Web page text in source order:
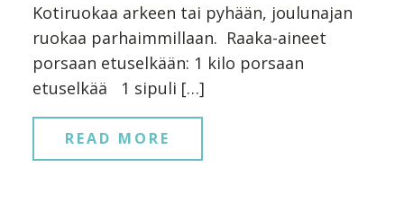
Kotiruokaa arkeen tai pyhään, joulunajan
ruokaa parhaimmillaan. Raaka-aineet
porsaan etuselkään: 1 kilo porsaan
etuselkää 1 sipuli […]
READ MORE